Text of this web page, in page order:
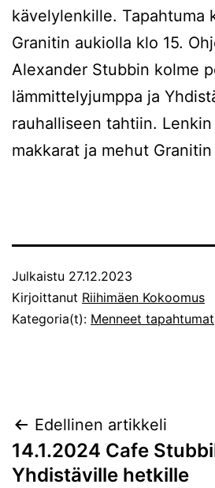
kävelylenkille. Tapahtuma
Granitin aukiolla klo 15.
Alexander Stubbin kolme
lämmittelyjumppa ja
rauhalliseen tahtiin.
makkarat ja mehut
Julkaistu 27.12.2023
Kirjoittanut Riihimäen Kokoomus
Kategoria(t): Menneet tapahtumat
Artikkelien
selaus
Edellinen artikkeli
14.1.2024 Cafe
Yhdistäville hetkille